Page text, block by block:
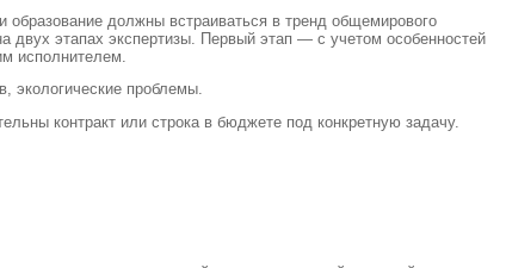
образование должны встраиваться в тренд общемирового
двух этапах экспертизы. Первый этап — с учетом особенностей
исполнителем.
экологические проблемы.
контракт или строка в бюджете под конкретную задачу.